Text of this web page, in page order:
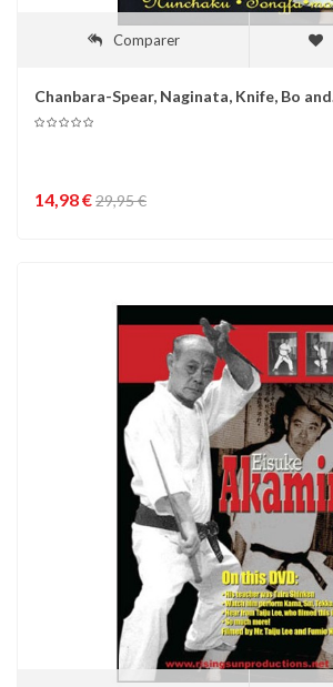
Comparer
Chanbara-Spear, Naginata, Knife, Bo
14,98 €29,95 €